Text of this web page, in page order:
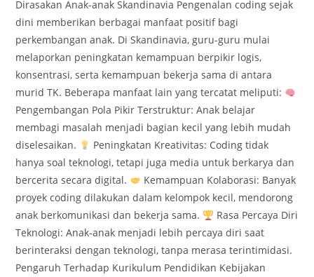
Dirasakan Anak-anak Skandinavia Pengenalan coding sejak
dini memberikan berbagai manfaat positif bagi
perkembangan anak. Di Skandinavia, guru-guru mulai
melaporkan peningkatan kemampuan berpikir logis,
konsentrasi, serta kemampuan bekerja sama di antara
murid TK. Beberapa manfaat lain yang tercatat meliputi:
Pengembangan Pola Pikir Terstruktur: Anak belajar
membagi masalah menjadi bagian kecil yang lebih mudah
diselesaikan.
Peningkatan Kreativitas: Coding tidak
hanya soal teknologi, tetapi juga media untuk berkarya dan
bercerita secara digital.
Kemampuan Kolaborasi: Banyak
proyek coding dilakukan dalam kelompok kecil, mendorong
anak berkomunikasi dan bekerja sama.
Rasa Percaya Diri
Teknologi: Anak-anak menjadi lebih percaya diri saat
berinteraksi dengan teknologi, tanpa merasa terintimidasi.
Pengaruh Terhadap Kurikulum Pendidikan Kebijakan